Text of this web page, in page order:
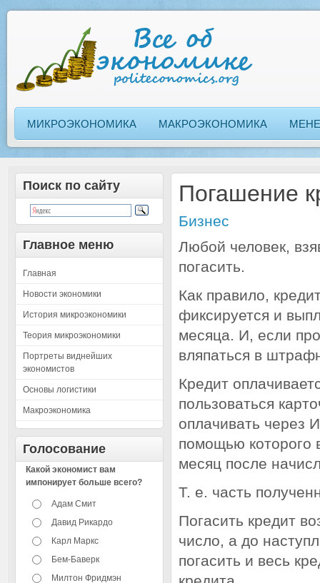
МИКРОЭКОНОМИКА МАКРОЭКОНОМИКА
Поиск по сайту
Главное меню
Главная
Новости экономики
История микроэкономики
Теория микроэкономики
Портреты виднейших
экономистов
Основы логистики
Макроэкономика
Голосование
Какой экономист вам
импонирует больше всего?
Адам Смит
Давид Рикардо
Карл Маркс
Бем-Баверк
Милтон Фридмэн
Погашение
Бизнес
Любой человек,
погасить.
Как правило,
фиксируется и
месяца. И, если
вляпаться в
Кредит
пользоваться
оплачивать через
помощью которого
месяц после
Т. е. часть
Погасить кредит
число, а до
погасить и весь